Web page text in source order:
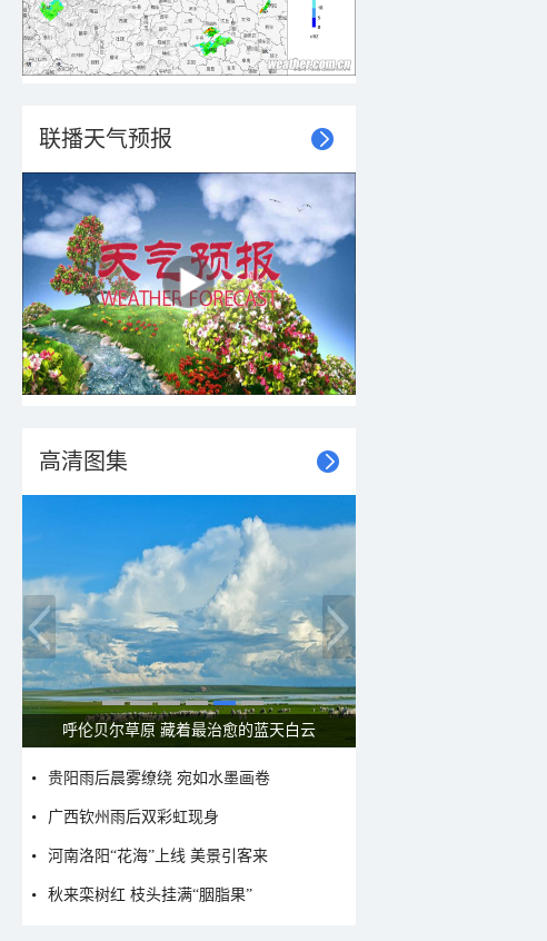
联播天气预报
高清图集
一组图感受水中消暑快乐瞬间
贵阳雨后晨雾缭绕 宛如水墨画卷
广西钦州雨后双彩虹现身
河南洛阳“花海”上线 美景引客来
秋来栾树红 枝头挂满“胭脂果”